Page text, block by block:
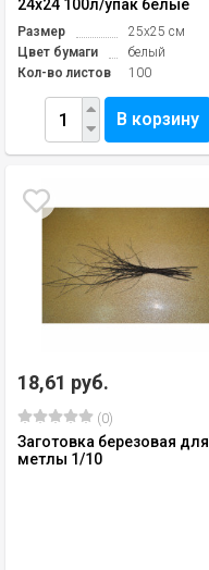
24х24 100л/упак белые
Размер
25х25 см
Цвет бумаги
белый
Кол-во листов
100
В корзину
18,61 руб.
(0)
Заготовка березовая для
метлы 1/10